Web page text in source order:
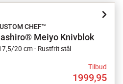
CHEF™
Meiyo Knivblok
20 cm - Rustfrit stål
Tilbud
1999,95